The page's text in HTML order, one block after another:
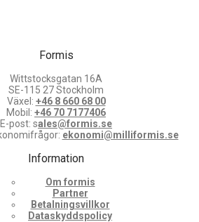
Formis
Wittstocksgatan 16A
SE-115 27 Stockholm
Växel: +46 8 660 68 00
Mobil: +46 70 7177406
E-post: sales@formis.se
ekonomi@milliformis.se
Information
Om formis
Partner
Betalningsvillkor
Dataskyddspolicy